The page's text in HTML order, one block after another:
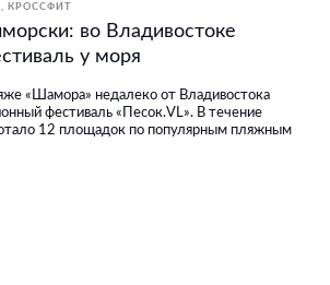
КРОССФИТ
во Владивостоке
у моря
«Шамора» недалеко от Владивостока
фестиваль «Песок.VL». В течение
12 площадок по популярным пляжным